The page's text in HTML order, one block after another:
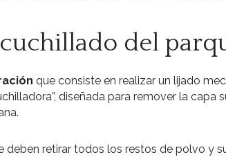
del
que consiste en realizar un lijado
diseñada para remover la capa
deben retirar todos los restos de polvo y